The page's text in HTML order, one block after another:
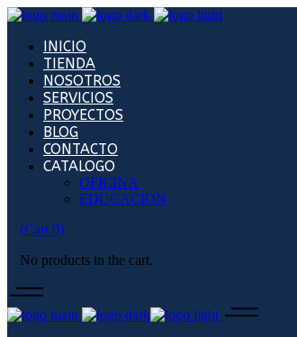
INICIO
TIENDA
NOSOTROS
SERVICIOS
PROYECTOS
BLOG
CONTACTO
CATALOGO
OFICINA
EDUCACION
(Cart 0)
No products in the cart.